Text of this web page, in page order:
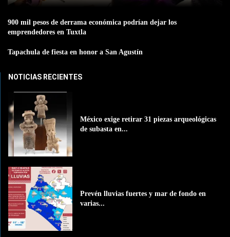
900 mil pesos de derrama económica podrían dejar los
emprendedores en Tuxtla
Tapachula de fiesta en honor a San Agustín
NOTICIAS RECIENTES
México exige retirar 31 piezas arqueológicas
de subasta en...
Prevén lluvias fuertes y mar de fondo en
varias...